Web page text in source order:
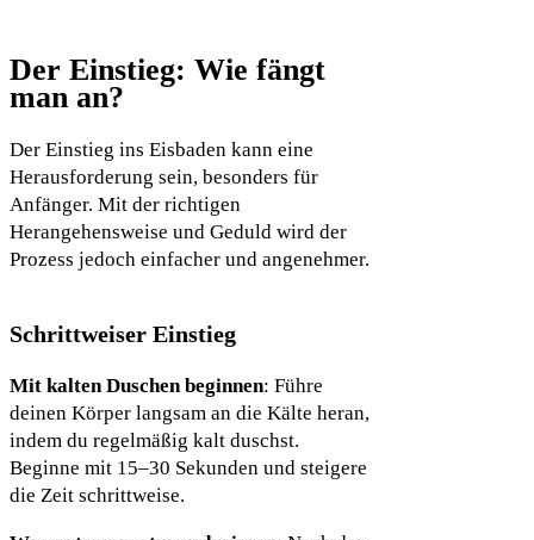
Der Einstieg: Wie fängt
man an?
Der Einstieg ins Eisbaden kann eine
Herausforderung sein, besonders für
Anfänger. Mit der richtigen
Herangehensweise und Geduld wird der
Prozess jedoch einfacher und angenehmer.
Schrittweiser Einstieg
Mit kalten Duschen beginnen: Führe
deinen Körper langsam an die Kälte heran,
indem du regelmäßig kalt duschst.
Beginne mit 15–30 Sekunden und steigere
die Zeit schrittweise.